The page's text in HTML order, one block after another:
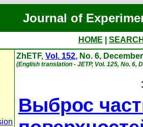
Journal of
HOME
ZhETF, Vol. 152, No. 6,
(English translation - JETP, Vol. 125, No. 6,
Выброс